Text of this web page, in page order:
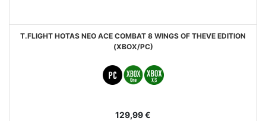
T.FLIGHT HOTAS NEO ACE COMBAT 8 WINGS OF THEVE EDITION
(XBOX/PC)
129,99 €